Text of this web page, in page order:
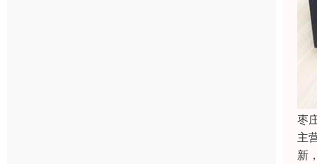
枣
主
新